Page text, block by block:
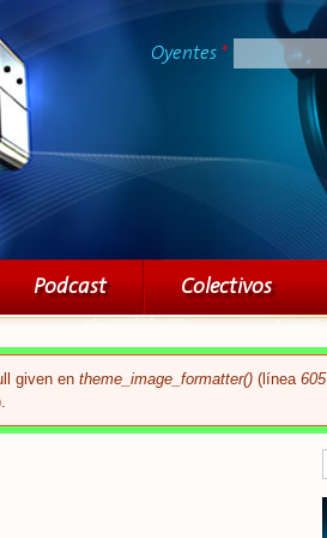
Oyentes *
Podcast Colectivos
given en theme_image_formatter()(línea 605